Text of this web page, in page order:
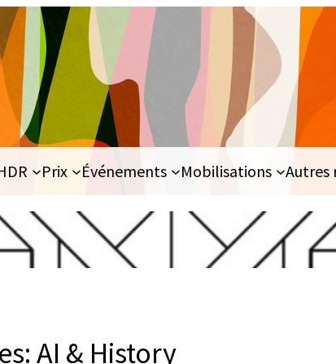
Prix Événements Mobilisations Autres
AI & History